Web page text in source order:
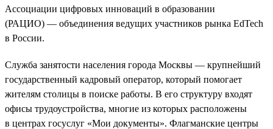
Ассоциации цифровых инноваций в образовании
(РАЦИО) — объединения ведущих участников рынка EdTech
в России.
Служба занятости населения города Москвы — крупнейший
государственный кадровый оператор, который помогает
жителям столицы в поиске работы. В его структуру входят
офисы трудоустройства, многие из которых расположены
в центрах госуслуг «Мои документы». Флагманские центры